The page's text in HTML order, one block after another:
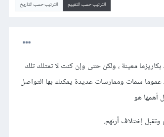
الترتيب حسب التقييم الترتيب حسب التاريخ
بكاريزما معينة ، ولكن حتى وإن كنت لا تمتلك تلك
عموما سمات وممارسات عديدة يمكنك بها التواصل
أهمها هو
إختلاف أرئهم.